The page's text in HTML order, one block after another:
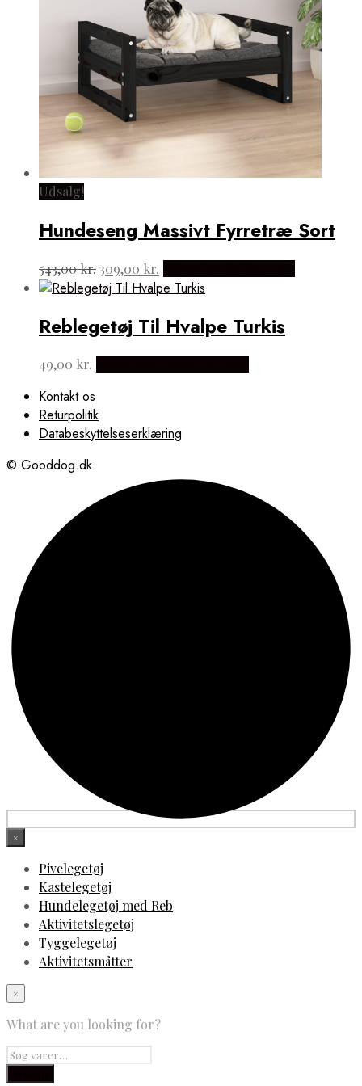
Udsalg!
Hundeseng Massivt Fyrretræ Sort
543,00kr.Den
oprindelige
pris
var:
543,00 kr..
309,00 kr.
aktuelle
er:
309,00 kr..
Reblegetøj Til Hvalpe Turkis
49,00 kr.
Kontakt os
Returpolitik
Databeskyttelseserklæring
© Gooddog.dk
×
Pivelegetøj
Kastelegetøj
Hundelegetøj med Reb
Aktivitetslegetøj
Tyggelegetøj
Aktivitetsmåtter
×
What are you looking for?